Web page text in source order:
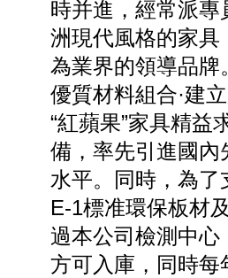
時并進，經常派
洲現代風格的家
為業界的領導品牌
優質材料組合·建
“紅蘋果”家具精
備，率先引進國
水平。同時，為
E-1標准環保板材
過本公司檢測中
方可入庫，同時